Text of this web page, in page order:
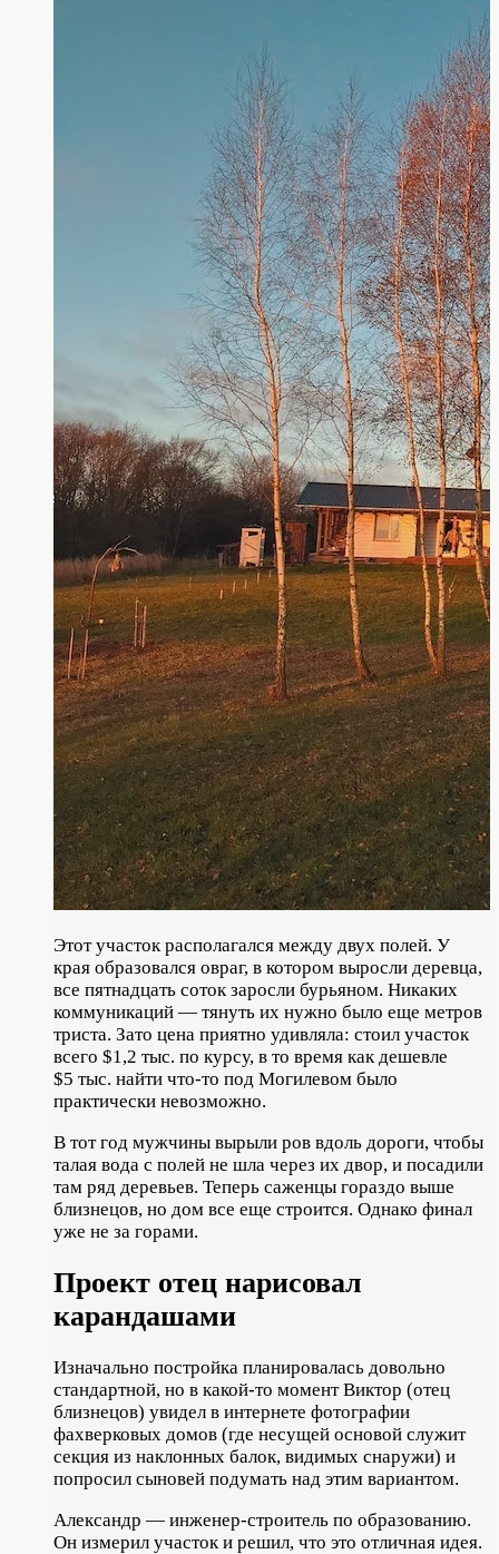
Этот участок располагался между двух полей. У
края образовался овраг, в котором выросли деревца,
все пятнадцать соток заросли бурьяном. Никаких
коммуникаций — тянуть их нужно было еще метров
триста. Зато цена приятно удивляла: стоил участок
всего $1,2 тыс. по курсу, в то время как дешевле
$5 тыс. найти что-то под Могилевом было
практически невозможно.
В тот год мужчины вырыли ров вдоль дороги, чтобы
талая вода с полей не шла через их двор, и посадили
там ряд деревьев. Теперь саженцы гораздо выше
близнецов, но дом все еще строится. Однако финал
уже не за горами.
Проект отец нарисовал
карандашами
Изначально постройка планировалась довольно
стандартной, но в какой-то момент Виктор (отец
близнецов) увидел в интернете фотографии
фахверковых домов (где несущей основой служит
секция из наклонных балок, видимых снаружи) и
попросил сыновей подумать над этим вариантом.
Александр — инженер-строитель по образованию.
Он измерил участок и решил, что это отличная идея.